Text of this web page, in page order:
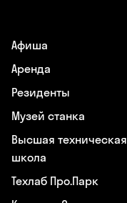
Афиша
Аренда
Резиденты
Музей станка
Высшая техническая
школа
Техлаб Про.Парк